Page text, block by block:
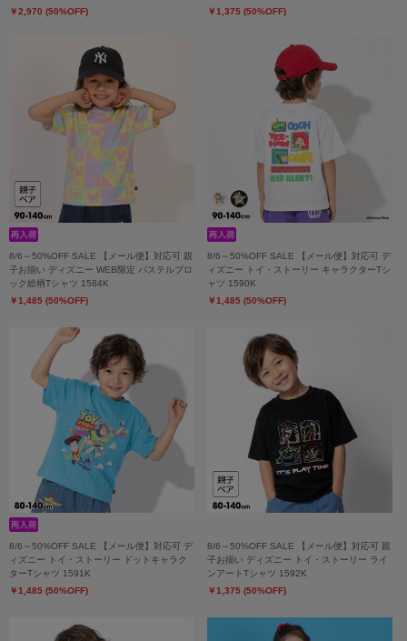
￥2,970 (50%OFF)
￥1,375 (50%OFF)
8/6～50%OFF SALE 【メール便】対応可 親
子お揃い ディズニー WEB限定 パステルブロ
ック総柄Tシャツ 1584K
￥1,485 (50%OFF)
8/6～50%OFF SALE 【メール便】対応可 デ
ィズニー トイ・ストーリー キャラクターTシ
ャツ 1590K
￥1,485 (50%OFF)
8/6～50%OFF SALE 【メール便】対応可 デ
ィズニー トイ・ストーリー ドットキャラク
ターTシャツ 1591K
￥1,485 (50%OFF)
8/6～50%OFF SALE 【メール便】対応可 親
子お揃い ディズニー トイ・ストーリー ライ
ンアートTシャツ 1592K
￥1,375 (50%OFF)